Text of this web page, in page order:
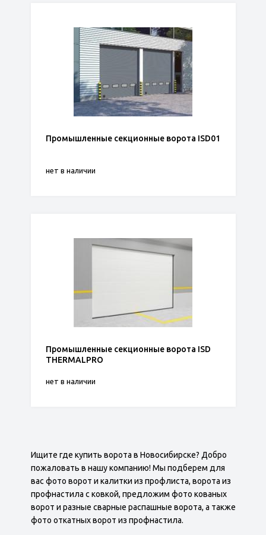
Промышленные секционные ворота ISD01
нет в наличии
Промышленные секционные ворота ISD
THERMALPRO
нет в наличии
Ищите где купить ворота в Новосибирске? Добро
пожаловать в нашу компанию! Мы подберем для
вас фото ворот и калитки из профлиста, ворота из
профнастила с ковкой, предложим фото кованых
ворот и разные сварные распашные ворота, а также
фото откатных ворот из профнастила.